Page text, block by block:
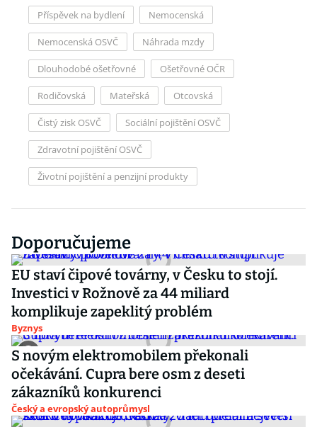
Příspěvek na bydlení Nemocenská
Nemocenská OSVČ Náhrada mzdy
Dlouhodobé ošetřovné Ošetřovné OČR
Rodičovská Mateřská Otcovská
Čistý zisk OSVČ Sociální pojištění OSVČ
Zdravotní pojištění OSVČ
Životní pojištění a penzijní produkty
Doporučujeme
EU staví čipové továrny, v Česku to stojí.
Investici v Rožnově za 44 miliard
komplikuje zapeklitý problém
Byznys
S novým elektromobilem překonali
očekávání. Cupra bere osm z deseti
zákazníků konkurenci
Český a evropský autoprůmysl